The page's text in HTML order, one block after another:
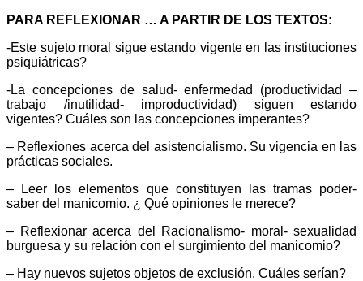
PARA REFLEXIONAR … A PARTIR DE LOS TEXTOS:
-Este sujeto moral sigue estando vigente en las instituciones
psiquiátricas?
-La concepciones de salud- enfermedad (productividad –
trabajo /inutilidad- improductividad) siguen estando
vigentes? Cuáles son las concepciones imperantes?
– Reflexiones acerca del asistencialismo. Su vigencia en las
prácticas sociales.
– Leer los elementos que constituyen las tramas poder-
saber del manicomio. ¿ Qué opiniones le merece?
– Reflexionar acerca del Racionalismo- moral- sexualidad
burguesa y su relación con el surgimiento del manicomio?
– Hay nuevos sujetos objetos de exclusión. Cuáles serían?